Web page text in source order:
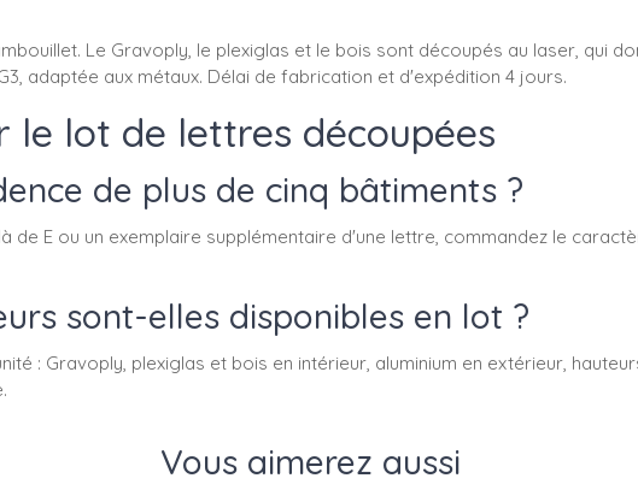
Le Gravoply, le plexiglas et le bois sont découpés au laser, qui
adaptée aux métaux. Délai de fabrication et d'expédition 4 jours.
le lot de lettres découpées
de plus de cinq bâtiments ?
de E ou un exemplaire supplémentaire d'une lettre, commandez le
sont-elles disponibles en lot ?
: Gravoply, plexiglas et bois en intérieur, aluminium en extérieur,
Vous aimerez aussi